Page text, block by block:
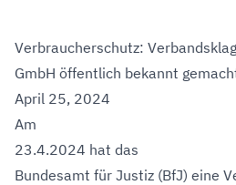
Verbraucherschutz:
GmbH öffentlich bekannt
April 25, 2024
Am
23.4.2024 hat das
Bundesamt für Justiz (BfJ) eine